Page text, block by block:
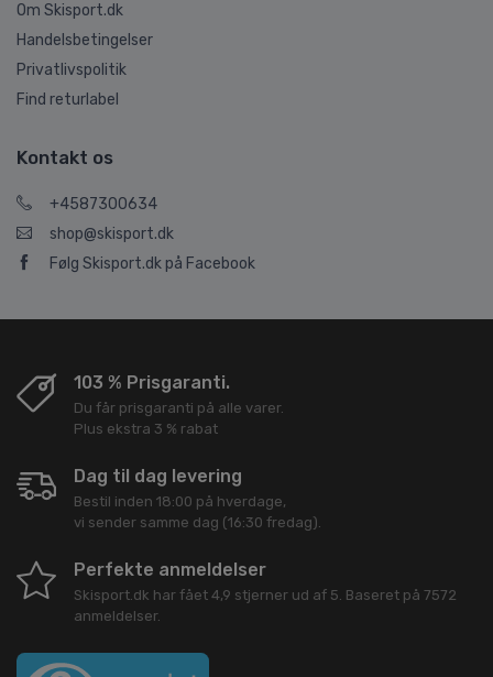
Om Skisport.dk
Handelsbetingelser
Privatlivspolitik
Find returlabel
Kontakt os
+4587300634
shop@skisport.dk
Følg Skisport.dk på Facebook
103 % Prisgaranti.
Du får prisgaranti på alle varer.
Plus ekstra 3 % rabat
Dag til dag levering
Bestil inden 18:00 på hverdage,
vi sender samme dag (16:30 fredag).
Perfekte anmeldelser
Skisport.dk har fået 4,9 stjerner ud af 5. Baseret på 7572
anmeldelser.